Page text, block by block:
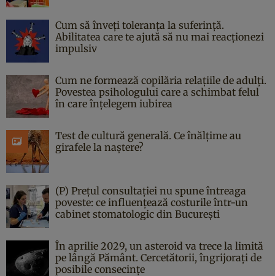
Cum să înveți toleranța la suferință.
Abilitatea care te ajută să nu mai reacționezi
impulsiv
Cum ne formează copilăria relațiile de adulți.
Povestea psihologului care a schimbat felul
în care înțelegem iubirea
Test de cultură generală. Ce înălțime au
girafele la naștere?
(P) Prețul consultației nu spune întreaga
poveste: ce influențează costurile într-un
cabinet stomatologic din București
În aprilie 2029, un asteroid va trece la limită
pe lângă Pământ. Cercetătorii, îngrijorați de
posibile consecințe